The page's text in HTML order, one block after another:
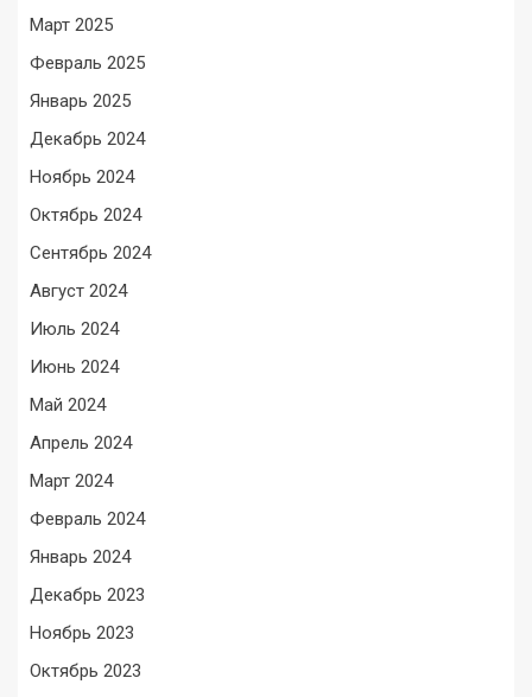
Март 2025
Февраль 2025
Январь 2025
Декабрь 2024
Ноябрь 2024
Октябрь 2024
Сентябрь 2024
Август 2024
Июль 2024
Июнь 2024
Май 2024
Апрель 2024
Март 2024
Февраль 2024
Январь 2024
Декабрь 2023
Ноябрь 2023
Октябрь 2023